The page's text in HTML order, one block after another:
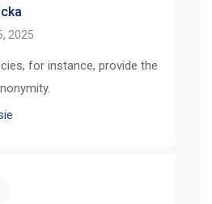
2025
for instance, provide the